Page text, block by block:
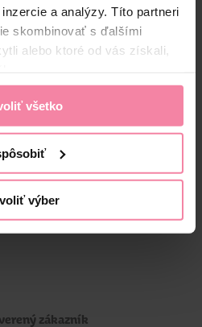
a analýzy. Títo partneri
skombinovať s ďalšími
alebo ktoré od vás získali,
všetko
výber
3,89
Jedn. cena 3,89 / KG
Najnižšia cena za 30 dní: 3,89 €
zákazník